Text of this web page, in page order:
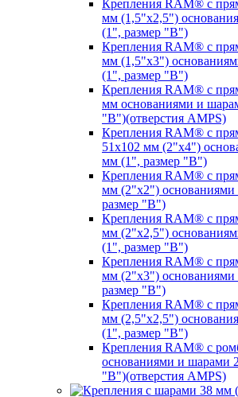
Крепления RAM® с
мм (1,5"х2,5")
(1", размер "B")
Крепления RAM® с
мм (1,5"х3")
(1", размер "B")
Крепления RAM® с
мм основаниями и
"B")(отверстия AMPS)
Крепления RAM® с
51х102 мм (2"х4")
мм (1", размер "B")
Крепления RAM® с
мм (2"х2")
размер "B")
Крепления RAM® с
мм (2"х2,5")
(1", размер "B")
Крепления RAM® с
мм (2"х3")
размер "B")
Крепления RAM® с
мм (2,5"х2,5")
(1", размер "B")
Крепления RAM® с
основаниями и шарами
"B")(отверстия AMPS)